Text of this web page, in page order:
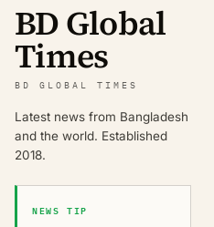
BD Global
Times
BD GLOBAL TIMES
Latest news from Bangladesh
and the world. Established
2018.
NEWS TIP